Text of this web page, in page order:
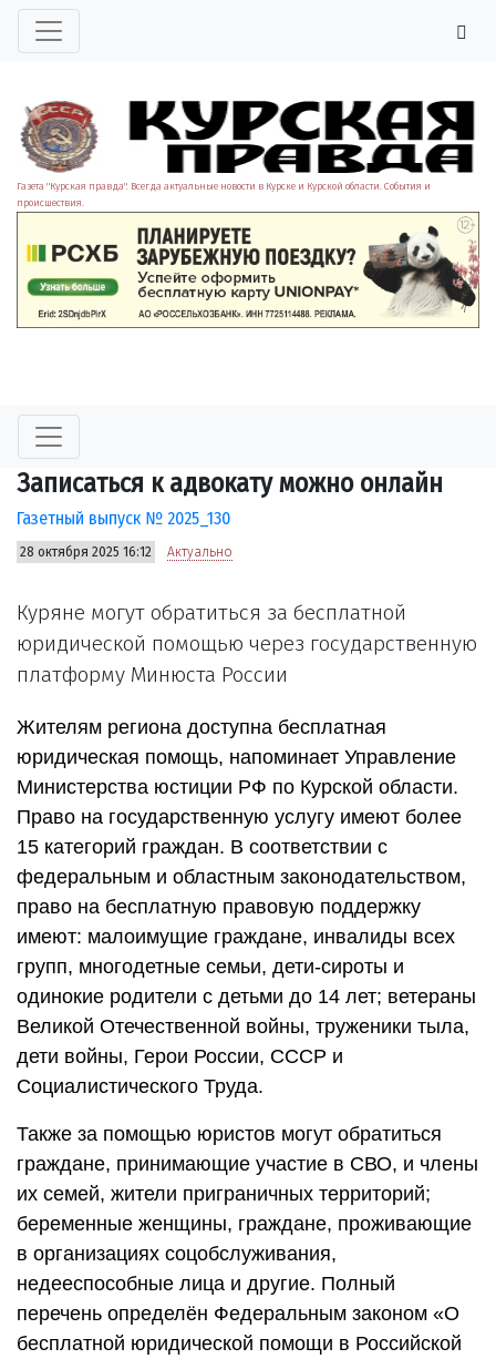
Газета "Курская правда". Всегда актуальные новости в Курске и Курской области. События и
происшествия.
Записаться к адвокату можно онлайн
Газетный выпуск № 2025_130
28 октября 2025 16:12 Актуально
Куряне могут обратиться за бесплатной
юридической помощью через государственную
платформу Минюста России
Жителям региона доступна бесплатная
юридическая помощь, напоминает Управление
Министерства юстиции РФ по Курской области.
Право на государственную услугу имеют более
15 категорий граждан. В соответствии с
федеральным и областным законодательством,
право на бесплатную правовую поддержку
имеют: малоимущие граждане, инвалиды всех
групп, многодетные семьи, дети-сироты и
одинокие родители с детьми до 14 лет; ветераны
Великой Отечественной войны, труженики тыла,
дети войны, Герои России, СССР и
Социалистического Труда.
Также за помощью юристов могут обратиться
граждане, принимающие участие в СВО, и члены
их семей, жители приграничных территорий;
беременные женщины, граждане, проживающие
в организациях соцобслуживания,
недееспособные лица и другие. Полный
перечень определён Федеральным законом «О
бесплатной юридической помощи в Российской